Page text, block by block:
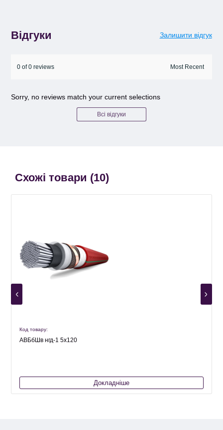
Відгуки Залишити відгук
0 of 0 reviews
Sorry, no reviews match your current selections
Всі відгуки
Схожі товари (10)
Код товару:
АВБбШв нгд-1 5х120
Докладніше